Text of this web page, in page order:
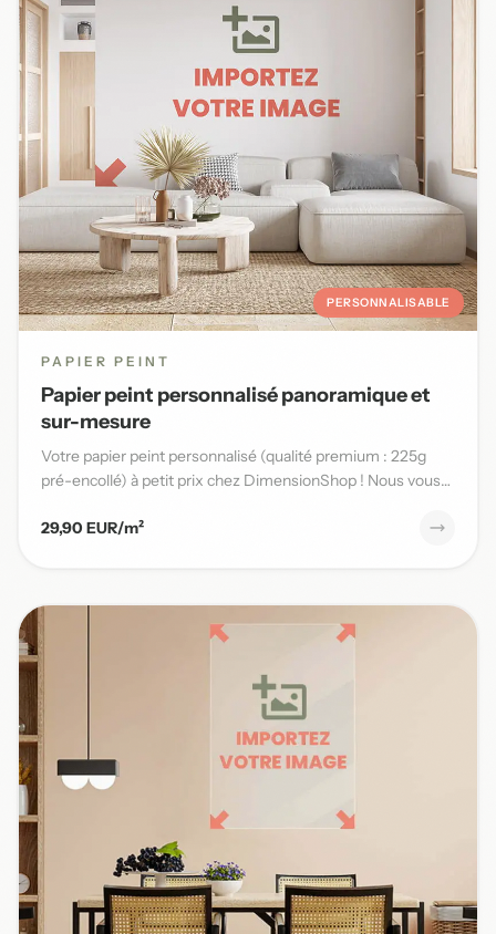
PERSONNALISABLE
PAPIER PEINT
Papier peint personnalisé panoramique et
sur-mesure
Votre papier peint personnalisé (qualité premium : 225g
pré-encollé) à petit prix chez DimensionShop ! Nous vous
29,90 EUR/m²